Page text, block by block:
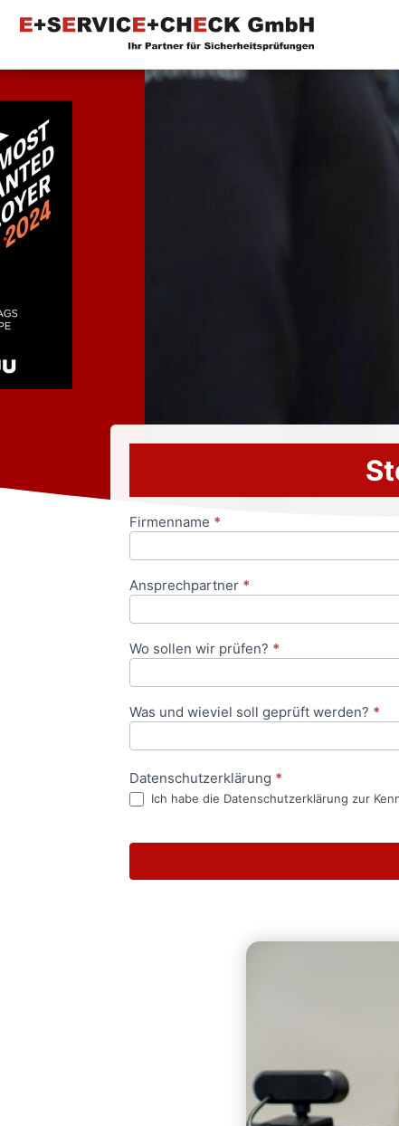
Anfrageformular
Firmenname *
Ansprechpartner *
Wo sollen wir prüfen? *
Was und wieviel soll geprüft werden? *
Datenschutzerklärung *
Ich habe die Datenschutzerklärung zur